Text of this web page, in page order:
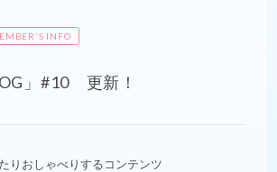
INFO
」#10 更新！
りおしゃべりするコンテンツ